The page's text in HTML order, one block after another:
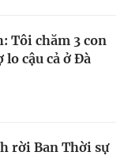
Tôi chăm 3 con
cậu cả ở Đà
rời Ban Thời sự